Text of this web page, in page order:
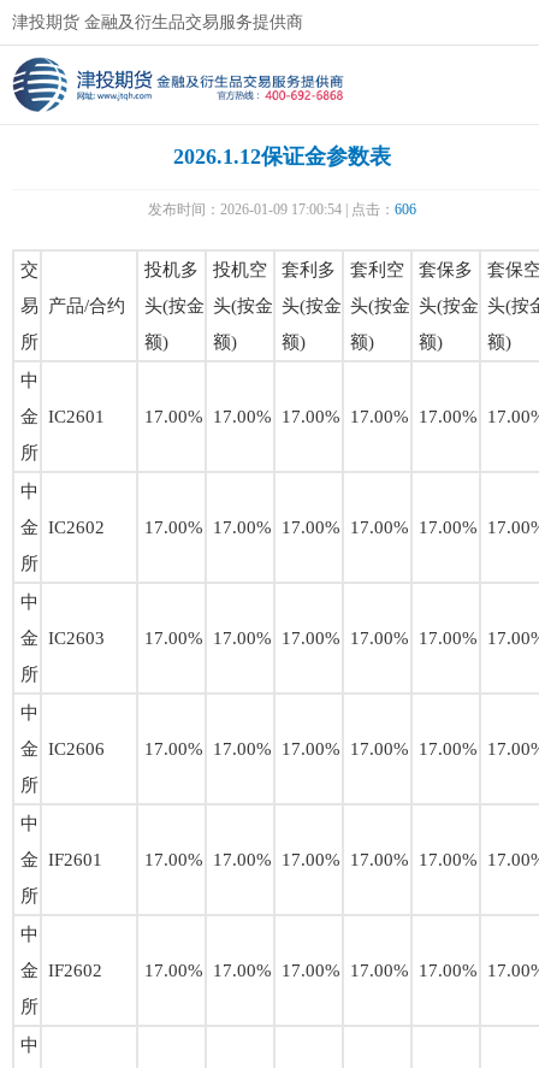
津投期货 金融及衍生品交易服务提供商
2026.1.12保证金参数表
发布时间：2026-01-09 17:00:54 | 点击： 606
交
易
所
产品/合约
投机多
头(按金
额)
投机空
头(按金
额)
套利多
头(按金
额)
套利空
头(按金
额)
套保多
头(按金
额)
套保
头(按
额)
中
金
所
IC2601 17.00% 17.00% 17.00% 17.00% 17.00%
中
金
所
IC2602 17.00% 17.00% 17.00% 17.00% 17.00%
中
金
所
IC2603 17.00% 17.00% 17.00% 17.00% 17.00%
中
金
所
IC2606 17.00% 17.00% 17.00% 17.00% 17.00%
中
金
所
IF2601 17.00% 17.00% 17.00% 17.00% 17.00%
中
金
所
IF2602 17.00% 17.00% 17.00% 17.00% 17.00%
中